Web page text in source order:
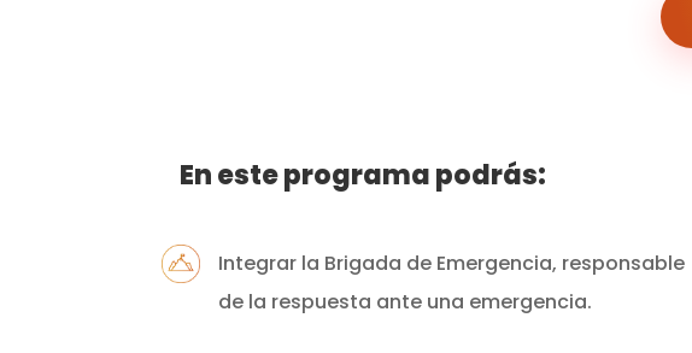
En este programa podrás:
Integrar la Brigada de Emergencia, responsable
de la respuesta ante una emergencia.